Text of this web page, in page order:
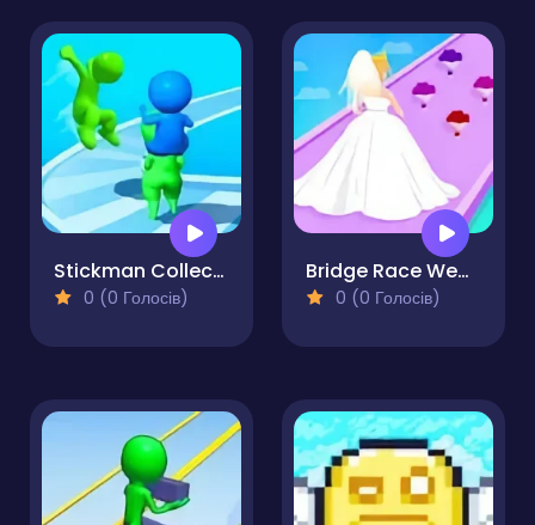
Stickman Collect Run
0 (0 Голосів)
Bridge Race Wedding Master
0 (0 Голосів)